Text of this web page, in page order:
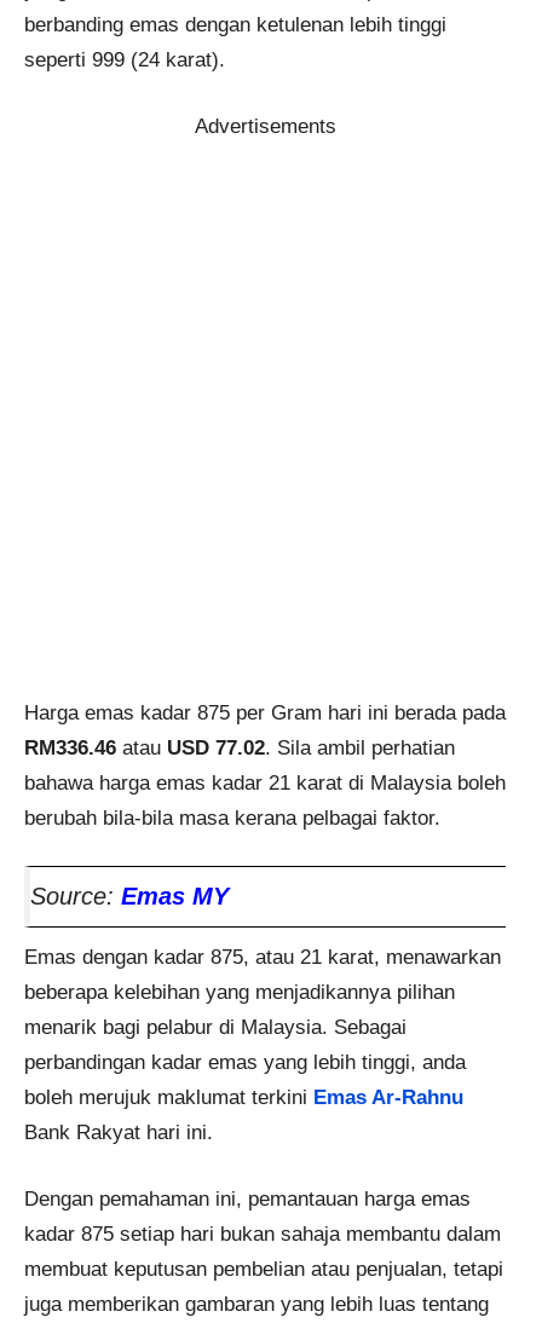
berbanding emas dengan ketulenan lebih tinggi
seperti 999 (24 karat).
Advertisements
Harga emas kadar 875 per Gram hari ini berada pada
RM336.46 atau USD 77.02. Sila ambil perhatian
bahawa harga emas kadar 21 karat di Malaysia boleh
berubah bila-bila masa kerana pelbagai faktor.
Source: Emas MY
Emas dengan kadar 875, atau 21 karat, menawarkan
beberapa kelebihan yang menjadikannya pilihan
menarik bagi pelabur di Malaysia. Sebagai
perbandingan kadar emas yang lebih tinggi, anda
boleh merujuk maklumat terkini Emas Ar-Rahnu
Bank Rakyat hari ini.
Dengan pemahaman ini, pemantauan harga emas
kadar 875 setiap hari bukan sahaja membantu dalam
membuat keputusan pembelian atau penjualan, tetapi
juga memberikan gambaran yang lebih luas tentang